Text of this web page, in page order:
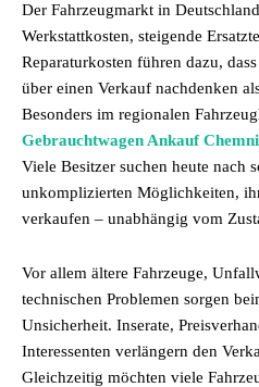
Der Fahrzeugmarkt in
Werkstattkosten, steigende
Reparaturkosten führen dazu,
über einen Verkauf nachdenken
Besonders im regionalen
Gebrauchtwagen Ankauf
Viele Besitzer suchen heute nach
unkomplizierten Möglichkeiten,
verkaufen – unabhängig vom
Vor allem ältere Fahrzeuge,
technischen Problemen sorgen
Unsicherheit. Inserate,
Interessenten verlängern den
Gleichzeitig möchten viele